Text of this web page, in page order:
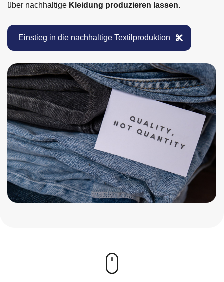
über nachhaltige Kleidung produzieren lassen.
Einstieg in die nachhaltige Textilproduktion